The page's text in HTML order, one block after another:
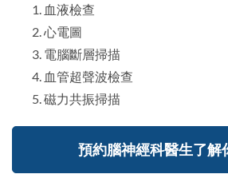
血液檢查
心電圖
電腦斷層掃描
血管超聲波檢查
磁力共振掃描
預約腦神經科醫生了解